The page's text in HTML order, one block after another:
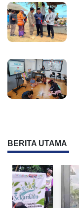
BERITA UTAMA